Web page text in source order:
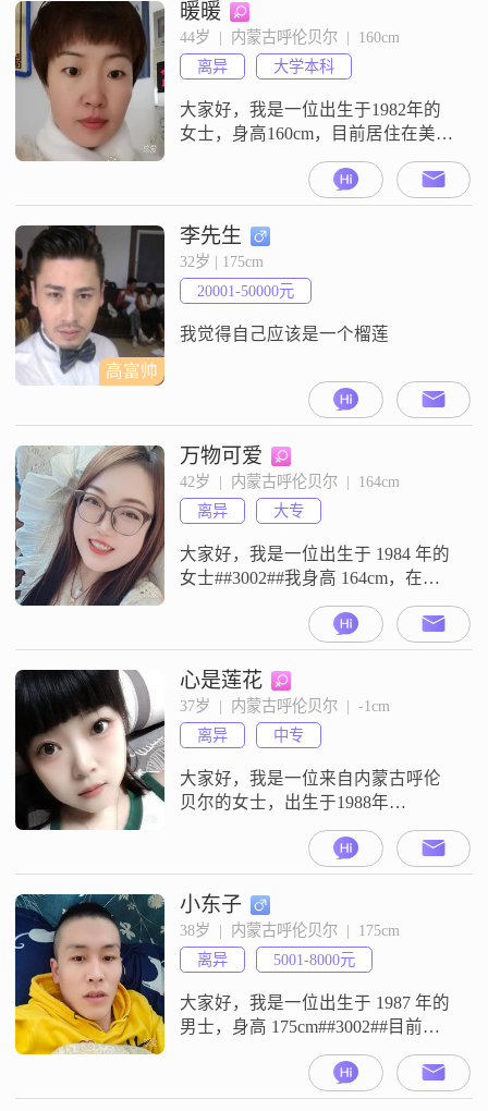
努力提升自己##3002##在生活中，
我性格随和，容易相处，总是以积
极的态度面对每一天##3002##我热
爱生活，追求的是那种简单而真实
的幸福##3
暖暖
44岁  |  内蒙古呼伦贝尔  |  160cm
离异
大学本科
大家好，我是一位出生于1982年的
女士，身高160cm，目前居住在美丽
的呼伦贝尔##3002##我拥有大学本
科学历，现在的工作收入稳定在每
月3001到5000元之间##3002##我性
格乐观积极，总是以善解人意和温
柔体贴的态度对待他人##3002##在
生活中，我非常真诚可靠，始终把
家庭放在首位，认为家庭的和谐是
最重要的
高富帅
李先生
32岁 | 175cm
20001-50000元
我觉得自己应该是一个榴莲
万物可爱
42岁  |  内蒙古呼伦贝尔  |  164cm
离异
大专
大家好，我是一位出生于 1984 年的
女士##3002##我身高 164cm，在呼
伦贝尔工作，学历是大专##3002##
我的月收入在 3001 - 5000 元之间
##3002##我觉得自己是个挺善解人
意的人，也很开朗爱笑##3002##有
时候会有点细腻敏感，但这也不算
啥坏事儿##3002##我特别享受慢节
奏的生活，喜
心是莲花
37岁  |  内蒙古呼伦贝尔  |  -1cm
离异
中专
大家好，我是一位来自内蒙古呼伦
贝尔的女士，出生于1988年
##3002##虽然我的身高没有具体的
数字，但我相信每个人都有自己独
特的魅力##3002##目前，我在当地
有着一份稳定的工作，月收入在
3001到5000元之间，虽然不是很
高，但足以让我过得充实和满足
##3002##我拥有中专的学历，在学
习和工作中积累了不少经验#
小东子
38岁  |  内蒙古呼伦贝尔  |  175cm
离异
5001-8000元
大家好，我是一位出生于 1987 年的
男士，身高 175cm##3002##目前我
的月收入在 5001 - 8000 元之间，工
作地在美丽的呼伦贝尔##3002##我
学历是高中及以下，但这并不影响